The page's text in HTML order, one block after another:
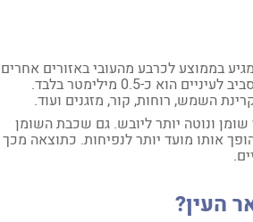
בממוצע לכרבע מהעובי באזורים
בעוד שעובי העור בדרך כלל עומד על כ-2 מילימטרים בממוצע, הרי שעוביו של העור מסביב לעיניים הוא כ-0.5 מילימטר בלבד.
השמש, רוחות, קור, מזגנים ועוד.
ונוטה יותר ליובש. גם שכבת השומן
אותו מועד יותר לנפיחות. כתוצאה מכך
העין?